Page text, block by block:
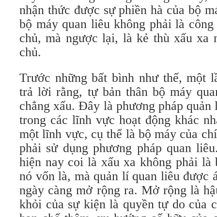
nhận thức được sự phiền hà của bộ
bộ máy quan liêu không phải là
chủ, mà ngược lại, là kẻ thù xấu xa
chủ.
Trước những bất bình như thế, một
trả lời rằng, tự bản thân bộ máy
chẳng xấu. Đây là phương pháp
trong các lĩnh vực hoạt động khác
một lĩnh vực, cụ thể là bộ máy của
phải sử dụng phương pháp quan
hiện nay coi là xấu xa không phải là
nó vốn là, mà quản lí quan liêu được
ngày càng mở rộng ra. Mở rộng là
khỏi của sự kiện là quyền tự do của